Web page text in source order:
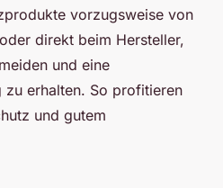
vorzugsweise von
direkt beim Hersteller,
und eine
zu erhalten. So profitieren
und gutem